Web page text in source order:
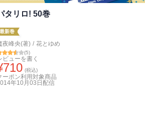
タリロ! 50巻
最新巻
夜峰央(著) / 花とゆめ
(5)
ビューを書く
710 (税込)
ーポン利用対象商品
年10月03日 配信